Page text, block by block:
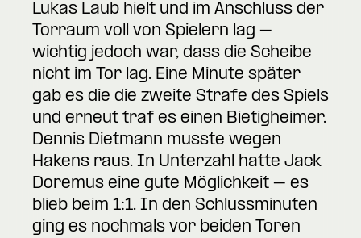
Lukas Laub hielt und im Anschluss der
Torraum voll von Spielern lag –
wichtig jedoch war, dass die Scheibe
nicht im Tor lag. Eine Minute später
gab es die die zweite Strafe des Spiels
und erneut traf es einen Bietigheimer.
Dennis Dietmann musste wegen
Hakens raus. In Unterzahl hatte Jack
Doremus eine gute Möglichkeit – es
blieb beim 1:1. In den Schlussminuten
ging es nochmals vor beiden Toren